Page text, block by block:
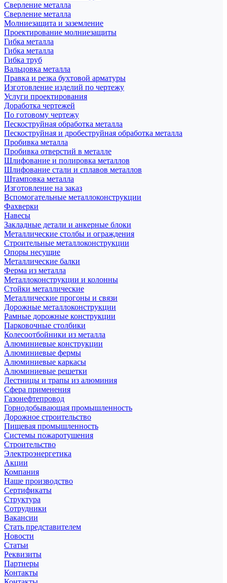
Сверление металла
Сверление металла
Молниезащита и заземление
Проектирование молниезащиты
Гибка металла
Гибка металла
Гибка труб
Вальцовка металла
Правка и резка бухтовой арматуры
Изготовление изделий по чертежу
Услуги проектирования
Доработка чертежей
По готовому чертежу
Пескоструйная обработка металла
Пескоструйная и дробеструйная обработка металла
Пробивка металла
Пробивка отверстий в металле
Шлифование и полировка металлов
Шлифование стали и сплавов металлов
Штамповка металла
Изготовление на заказ
Вспомогательные металлоконструкции
Фахверки
Навесы
Закладные детали и анкерные блоки
Металлические столбы и ограждения
Строительные металлоконструкции
Опоры несущие
Металлические балки
Ферма из металла
Металлоконструкции и колонны
Стойки металлические
Металлические прогоны и связи
Дорожные металлоконструкции
Рамные дорожные конструкции
Парковочные столбики
Колесоотбойники из металла
Алюминиевые конструкции
Алюминиевые фермы
Алюминиевые каркасы
Алюминиевые решетки
Лестницы и трапы из алюминия
Сфера применения
Газонефтепровод
Горнодобывающая промышленность
Дорожное строительство
Пищевая промышленность
Системы пожаротушения
Строительство
Электроэнергетика
Акции
Компания
Наше производство
Сертификаты
Структура
Сотрудники
Вакансии
Стать представителем
Новости
Статьи
Реквизиты
Партнеры
Контакты